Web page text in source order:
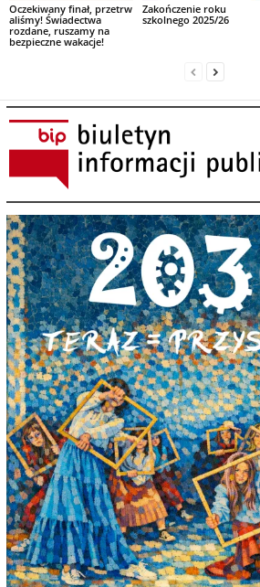
Oczekiwany finał, przetrw
aliśmy! Świadectwa
rozdane, ruszamy na
bezpieczne wakacje!
Zakończenie roku
szkolnego 2025/26